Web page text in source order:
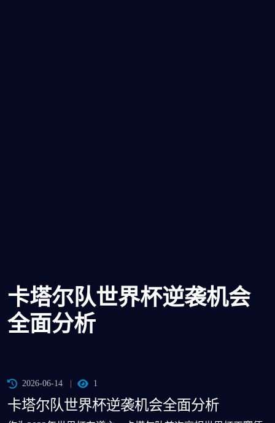
卡塔尔队世界杯逆袭机会
全面分析
2026-06-14 1
卡塔尔队世界杯逆袭机会全面分析